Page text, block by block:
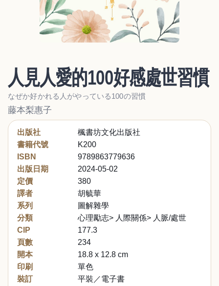
人見人愛的100好感處世習慣
なぜか好かれる人がやっている100の習慣
藤本梨惠子
出版社
楓書坊文化出版社
書籍代號
K200
ISBN
9789863779636
出版日期
2024-05-02
定價
380
譯者
胡毓華
系列
圖解雜學
分類
心理勵志> 人際關係> 人脈/處世
CIP
177.3
頁數
234
開本
18.8 x 12.8 cm
印刷
單色
裝訂
平裝／電子書